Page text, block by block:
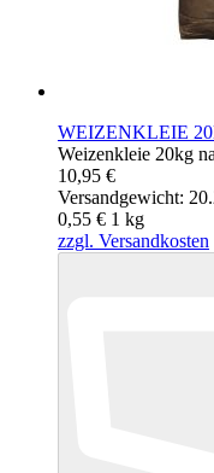
WEIZENKLEIE
Weizenkleie 20kg
10,95 €
Versandgewicht:
0,55 € 1 kg
zzgl. Versandkosten